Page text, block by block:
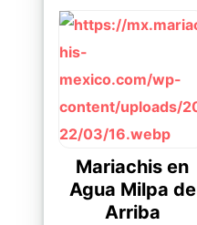
Mariachis en
Agua Milpa de
Arriba